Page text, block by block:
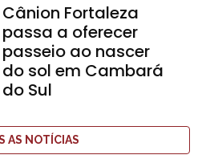
Cânion Fortaleza
passa a oferecer
passeio ao nascer
do sol em Cambará
do Sul
AS NOTÍCIAS